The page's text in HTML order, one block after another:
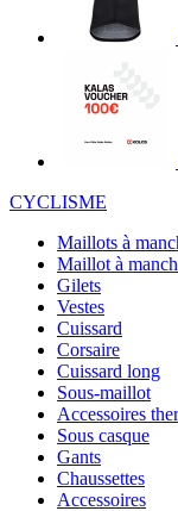
CYCLISME
Maillots à
Maillot à
Gilets
Vestes
Cuissard
Corsaire
Cuissard long
Sous-maillot
Accessoires
Sous casque
Gants
Chaussettes
Accessoires